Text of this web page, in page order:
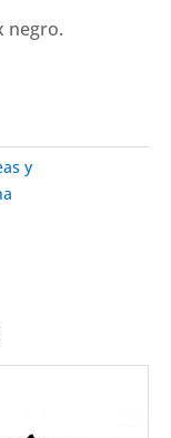
negro.
y